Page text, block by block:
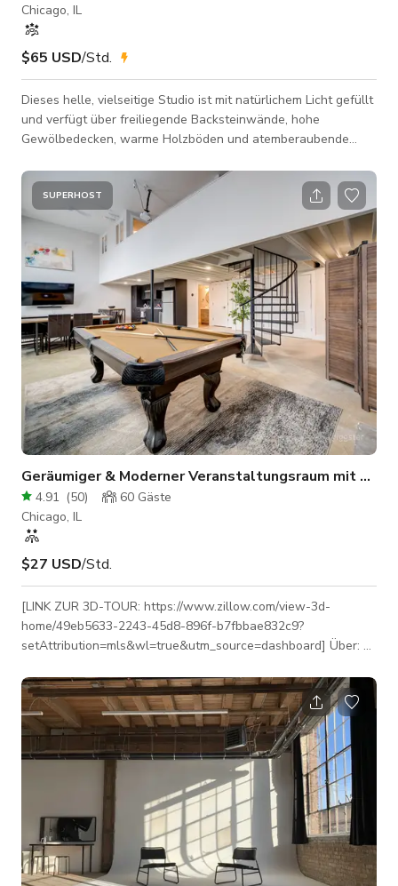
Chicago, IL
$65 USD/Std.
Dieses helle, vielseitige Studio ist mit natürlichem Licht gefüllt
und verfügt über freiliegende Backsteinwände, hohe
Gewölbedecken, warme Holzböden und atemberaubende
Günstig gelegen in der Nähe der roten und orangen CTA-
Linien sowie der Buslinien Halsted und Cermak ist das Studio
von überall in der Stadt leicht zu erreichen. Eine Garage und
ein industrieller Lastenaufzug machen das Be- und Entladen
von Ausrüstung schnell un
SUPERHOST
Geräumiger & Moderner Veranstaltungsraum mit
4.91 (50) 60 Gäste
Chicago, IL
$27 USD/Std.
[LINK ZUR 3D-TOUR: https://www.zillow.com/view-3d-
home/49eb5633-2243-45d8-896f-b7fbbae832c9?
setAttribution=mls&wl=true&utm_source=dashboard] Über: —
bis zu 19 Personen mit zusätzlicher verfügbarer Möblierung. —
Voll ausgestattete Küche: Kochen Sie alles außer
Meeresfrüchten! — Schlafmöglichkeit: Zwei Schlafzimmer +
Bad auf der Zwischengeschoss-Ebene für Übernachtungen (+
$275, Check-out 10 Uhr). — Flexibl